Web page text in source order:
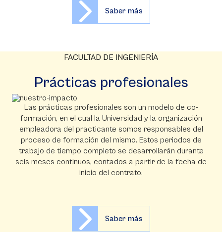
Saber más
FACULTAD DE INGENIERÍA
Prácticas profesionales
Las prácticas profesionales son un modelo de co-
formación, en el cual la Universidad y la organización
empleadora del practicante somos responsables del
proceso de formación del mismo. Estos periodos de
trabajo de tiempo completo se desarrollarán durante
seis meses continuos, contados a partir de la fecha de
inicio del contrato.
Saber más